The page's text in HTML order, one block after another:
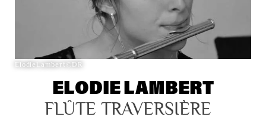
ElodieLambert©DR
ELODIE LAMBERT
FLÛTE TRAVERSIÈRE